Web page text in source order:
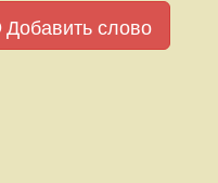
Добавить слово